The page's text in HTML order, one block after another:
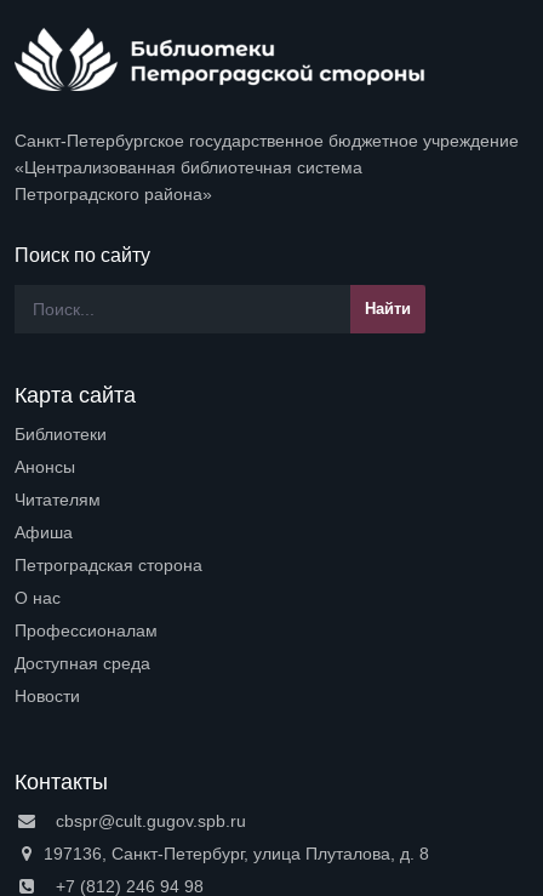
Санкт-Петербургское государственное бюджетное учреждение
«Централизованная библиотечная система
Петроградского района»
Поиск по сайту
Карта сайта
Библиотеки
Анонсы
Читателям
Афиша
Петроградская сторона
О нас
Профессионалам
Доступная среда
Новости
Контакты
cbspr@cult.gugov.spb.ru
197136, Санкт-Петербург, улица Плуталова, д. 8
+7 (812) 246 94 98